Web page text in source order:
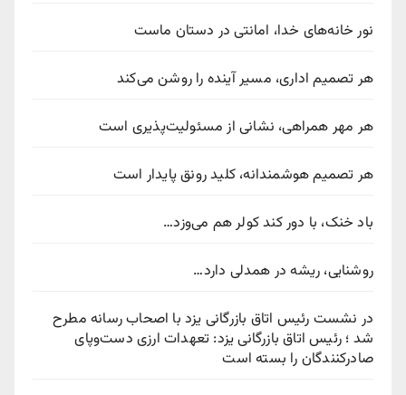
نور خانه‌های خدا، امانتی در دستان ماست
هر تصمیم اداری، مسیر آینده را روشن می‌کند
هر مهر همراهی، نشانی از مسئولیت‌پذیری است
هر تصمیم هوشمندانه، کلید رونق پایدار است
باد خنک، با دور کند کولر هم می‌وزد…
روشنایی، ریشه در همدلی دارد…
در نشست رئیس اتاق بازرگانی یزد با اصحاب رسانه مطرح
شد ؛ رئیس اتاق بازرگانی یزد: تعهدات ارزی دست‌وپای
صادرکنندگان را بسته است